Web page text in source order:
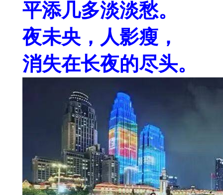
平添几多淡淡愁。
夜未央，人影瘦，
消失在长夜的尽头。